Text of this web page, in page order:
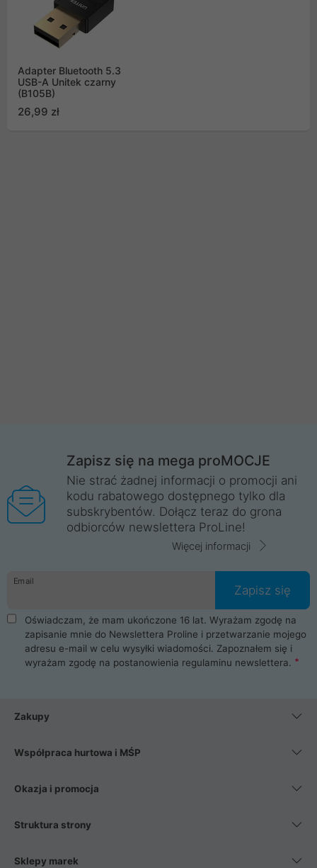
Adapter Bluetooth 5.3
USB-A Unitek czarny
(B105B)
26,99 zł
Zapisz się na mega proMOCJE
Nie strać żadnej informacji o promocji ani
kodu rabatowego dostępnego tylko dla
subskrybentów. Dołącz teraz do grona
odbiorców newslettera ProLine!
Więcej informacji
Email
Zapisz się
Oświadczam, że mam ukończone 16 lat. Wyrażam zgodę na
zapisanie mnie do Newslettera Proline i przetwarzanie mojego
adresu e-mail w celu wysyłki wiadomości. Zapoznałem się i
wyrażam zgodę na postanowienia regulaminu newslettera.
Zakupy
Współpraca hurtowa i MŚP
Okazja i promocja
Struktura strony
Sklepy marek